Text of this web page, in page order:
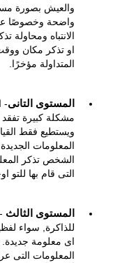
والعيش بصورة
واضحة وخصوصًا
الانتباه ومحاولة
او تذكر مكان
المتداولة مؤخرًا.
المستوى التانى-
مشكلة كبيرة
ويستطيع فقط
المعلومات
الشخص تذكر
التى قام بها للتو
المستوى الثالث
للذاكرة, سواء
اى معلومة جديدة.
المعلومات التى